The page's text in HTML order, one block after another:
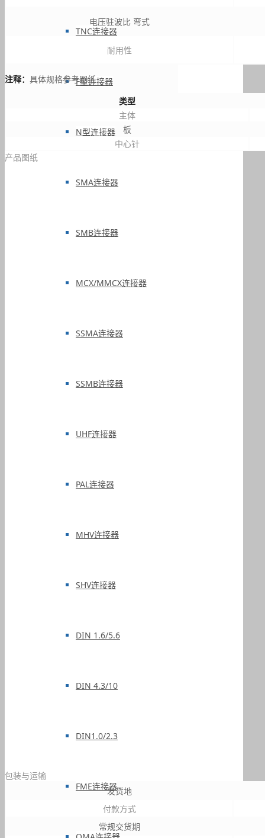
TNC连接器
F型连接器
N型连接器
SMA连接器
SMB连接器
MCX/MMCX连接器
SSMA连接器
SSMB连接器
UHF连接器
PAL连接器
MHV连接器
SHV连接器
DIN 1.6/5.6
DIN 4.3/10
DIN1.0/2.3
FME连接器
电压驻波比 弯式
耐用性
注释： 具体规格参考图纸
类型
主体
板
中心针
产品图纸
包装与运输
发货地
付款方式
常规交货期